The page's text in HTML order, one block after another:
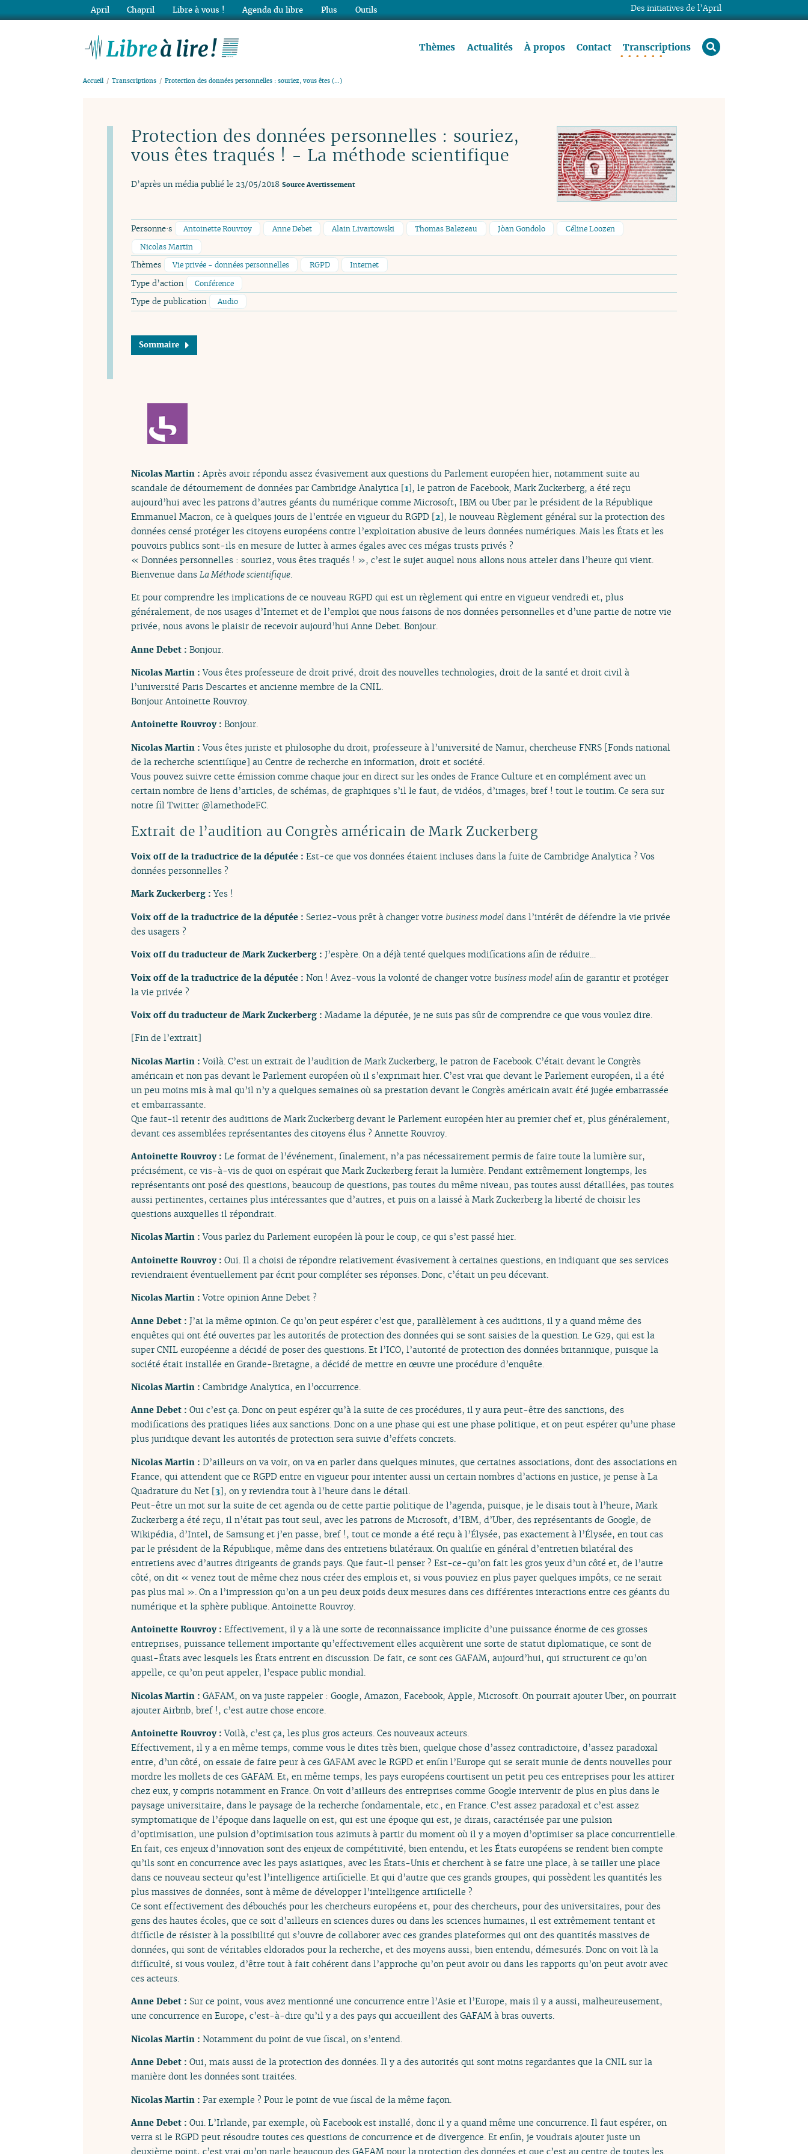
Thèmes Actualités À propos Contact Transcriptions rechercher
Accueil Transcriptions Protection des données personnelles : souriez, vous êtes (…)
Protection des données personnelles : souriez,
vous êtes traqués ! - La méthode scientifique
D’après un média publié le 23/05/2018 Source Avertissement
Personne·s Antoinette Rouvroy Anne Debet Alain Livartowski Thomas Balezeau Jòan Gondolo
Céline Loozen
Nicolas Martin
Thèmes Vie privée - données personnelles RGPD Internet
Type d’action Conférence
Type de publication Audio
Sommaire
Nicolas Martin : Après avoir répondu assez évasivement aux questions du Parlement européen hier, notamment suite au
scandale de détournement de données par Cambridge Analytica [1], le patron de Facebook, Mark Zuckerberg, a été reçu
aujourd’hui avec les patrons d’autres géants du numérique comme Microsoft, IBM ou Uber par le président de la République
Emmanuel Macron, ce à quelques jours de l’entrée en vigueur du RGPD [2], le nouveau Règlement général sur la protection des
données censé protéger les citoyens européens contre l’exploitation abusive de leurs données numériques. Mais les États et les
pouvoirs publics sont-ils en mesure de lutter à armes égales avec ces mégas trusts privés ?
« Données personnelles : souriez, vous êtes traqués ! », c’est le sujet auquel nous allons nous atteler dans l’heure qui vient.
Bienvenue dans La Méthode scientifique
Et pour comprendre les implications de ce nouveau RGPD qui est un règlement qui entre en vigueur vendredi et, plus
généralement, de nos usages d’Internet et de l’emploi que nous faisons de nos données personnelles et d’une partie de notre vie
privée, nous avons le plaisir de recevoir aujourd’hui Anne Debet. Bonjour.
Anne Debet : Bonjour.
Nicolas Martin :Vous êtes professeure de droit privé, droit des nouvelles technologies, droit de la santé et droit civil à
l’université Paris Descartes et ancienne membre de la CNIL.
Bonjour Antoinette Rouvroy.
Antoinette Rouvroy : Bonjour.
Nicolas Martin :Vous êtes juriste et philosophe du droit, professeure à l’université de Namur, chercheuse FNRS [Fonds national
de la recherche scientifique] au Centre de recherche en information, droit et société.
Vous pouvez suivre cette émission comme chaque jour en direct sur les ondes de France Culture et en complément avec un
certain nombre de liens d’articles, de schémas, de graphiques s’il le faut, de vidéos, d’images, bref ! tout le toutim. Ce sera sur
notre fil Twitter @lamethodeFC.
Extrait de l’audition au Congrès américain de Mark Zuckerberg
Voix off de la traductrice de la députée : Est-ce que vos données étaient incluses dans la fuite de Cambridge Analytica ? Vos
données personnelles ?
Mark Zuckerberg :Yes !
Voix off de la traductrice de la députée : Seriez-vous prêt à changer votre business model dans l’intérêt de défendre la vie privée
des usagers ?
Voix off du traducteur de Mark Zuckerberg : J’espère. On a déjà tenté quelques modifications afin de réduire…
Voix off de la traductrice de la députée : Non ! Avez-vous la volonté de changer votre business model afin de garantir et protéger
la vie privée ?
Voix off du traducteur de Mark Zuckerberg : Madame la députée, je ne suis pas sûr de comprendre ce que vous voulez dire.
[Fin de l’extrait]
Nicolas Martin :Voilà. C’est un extrait de l’audition de Mark Zuckerberg, le patron de Facebook. C’était devant le Congrès
américain et non pas devant le Parlement européen où il s’exprimait hier. C’est vrai que devant le Parlement européen, il a été
un peu moins mis à mal qu’il n’y a quelques semaines où sa prestation devant le Congrès américain avait été jugée embarrassée
et embarrassante.
Que faut-il retenir des auditions de Mark Zuckerberg devant le Parlement européen hier au premier chef et, plus généralement,
devant ces assemblées représentantes des citoyens élus ? Annette Rouvroy.
Antoinette Rouvroy : Le format de l’événement, finalement, n’a pas nécessairement permis de faire toute la lumière sur,
précisément, ce vis-à-vis de quoi on espérait que Mark Zuckerberg ferait la lumière. Pendant extrêmement longtemps, les
représentants ont posé des questions, beaucoup de questions, pas toutes du même niveau, pas toutes aussi détaillées, pas toutes
aussi pertinentes, certaines plus intéressantes que d’autres, et puis on a laissé à Mark Zuckerberg la liberté de choisir les
questions auxquelles il répondrait.
Nicolas Martin :Vous parlez du Parlement européen là pour le coup, ce qui s’est passé hier.
Antoinette Rouvroy : Oui. Il a choisi de répondre relativement évasivement à certaines questions, en indiquant que ses services
reviendraient éventuellement par écrit pour compléter ses réponses. Donc, c’était un peu décevant.
Nicolas Martin :Votre opinion Anne Debet ?
Anne Debet : J’ai la même opinion. Ce qu’on peut espérer c’est que, parallèlement à ces auditions, il y a quand même des
enquêtes qui ont été ouvertes par les autorités de protection des données qui se sont saisies de la question. Le G29, qui est la
super CNIL européenne a décidé de poser des questions. Et l’ICO, l’autorité de protection des données britannique, puisque la
société était installée en Grande-Bretagne, a décidé de mettre en œuvre une procédure d’enquête.
Nicolas Martin : Cambridge Analytica, en l’occurrence.
Anne Debet : Oui c’est ça. Donc on peut espérer qu’à la suite de ces procédures, il y aura peut-être des sanctions, des
modifications des pratiques liées aux sanctions. Donc on a une phase qui est une phase politique, et on peut espérer qu’une phase
plus juridique devant les autorités de protection sera suivie d’effets concrets.
Nicolas Martin : D’ailleurs on va voir, on va en parler dans quelques minutes, que certaines associations, dont des associations en
France, qui attendent que ce RGPD entre en vigueur pour intenter aussi un certain nombres d’actions en justice, je pense à La
Quadrature du Net [3], on y reviendra tout à l’heure dans le détail.
Peut-être un mot sur la suite de cet agenda ou de cette partie politique de l’agenda, puisque, je le disais tout à l’heure, Mark
Zuckerberg a été reçu, il n’était pas tout seul, avec les patrons de Microsoft, d’IBM, d’Uber, des représentants de Google, de
Wikipédia, d’Intel, de Samsung et j’en passe, bref !, tout ce monde a été reçu à l’Élysée, pas exactement à l’Élysée, en tout cas
par le président de la République, même dans des entretiens bilatéraux. On qualifie en général d’entretien bilatéral des
entretiens avec d’autres dirigeants de grands pays. Que faut-il penser ? Est-ce-qu’on fait les gros yeux d’un côté et, de l’autre
côté, on dit « venez tout de même chez nous créer des emplois et, si vous pouviez en plus payer quelques impôts, ce ne serait
pas plus mal ». On a l’impression qu’on a un peu deux poids deux mesures dans ces différentes interactions entre ces géants du
numérique et la sphère publique. Antoinette Rouvroy.
Antoinette Rouvroy : Effectivement, il y a là une sorte de reconnaissance implicite d’une puissance énorme de ces grosses
entreprises, puissance tellement importante qu’effectivement elles acquièrent une sorte de statut diplomatique, ce sont de
quasi-États avec lesquels les États entrent en discussion. De fait, ce sont ces GAFAM, aujourd’hui, qui structurent ce qu’on
appelle, ce qu’on peut appeler, l’espace public mondial.
Nicolas Martin : GAFAM, on va juste rappeler : Google, Amazon, Facebook, Apple, Microsoft. On pourrait ajouter Uber, on pourrait
ajouter Airbnb, bref !, c’est autre chose encore.
Antoinette Rouvroy :Voilà, c’est ça, les plus gros acteurs. Ces nouveaux acteurs.
Effectivement, il y a en même temps, comme vous le dites très bien, quelque chose d’assez contradictoire, d’assez paradoxal
entre, d’un côté, on essaie de faire peur à ces GAFAM avec le RGPD et enfin l’Europe qui se serait munie de dents nouvelles pour
mordre les mollets de ces GAFAM. Et, en même temps, les pays européens courtisent un petit peu ces entreprises pour les attirer
chez eux, y compris notamment en France. On voit d’ailleurs des entreprises comme Google intervenir de plus en plus dans le
paysage universitaire, dans le paysage de la recherche fondamentale, etc., en France. C’est assez paradoxal et c’est assez
symptomatique de l’époque dans laquelle on est, qui est une époque qui est, je dirais, caractérisée par une pulsion
d’optimisation, une pulsion d’optimisation tous azimuts à partir du moment où il y a moyen d’optimiser sa place concurrentielle.
En fait, ces enjeux d’innovation sont des enjeux de compétitivité, bien entendu, et les États européens se rendent bien compte
qu’ils sont en concurrence avec les pays asiatiques, avec les États-Unis et cherchent à se faire une place, à se tailler une place
dans ce nouveau secteur qu’est l’intelligence artificielle. Et qui d’autre que ces grands groupes, qui possèdent les quantités les
plus massives de données, sont à même de développer l’intelligence artificielle ?
Ce sont effectivement des débouchés pour les chercheurs européens et, pour des chercheurs, pour des universitaires, pour des
gens des hautes écoles, que ce soit d’ailleurs en sciences dures ou dans les sciences humaines, il est extrêmement tentant et
difficile de résister à la possibilité qui s’ouvre de collaborer avec ces grandes plateformes qui ont des quantités massives de
données, qui sont de véritables eldorados pour la recherche, et des moyens aussi, bien entendu, démesurés. Donc on voit là la
difficulté, si vous voulez, d’être tout à fait cohérent dans l’approche qu’on peut avoir ou dans les rapports qu’on peut avoir avec
ces acteurs.
Anne Debet : Sur ce point, vous avez mentionné une concurrence entre l’Asie et l’Europe, mais il y a aussi, malheureusement,
une concurrence en Europe, c’est-à-dire qu’il y a des pays qui accueillent des GAFAM à bras ouverts.
Nicolas Martin : Notamment du point de vue fiscal, on s’entend.
Anne Debet : Oui, mais aussi de la protection des données. Il y a des autorités qui sont moins regardantes que la CNIL sur la
manière dont les données sont traitées.
Nicolas Martin : Par exemple ? Pour le point de vue fiscal de la même façon.
Anne Debet : Oui. L’Irlande, par exemple, où Facebook est installé, donc il y a quand même une concurrence. Il faut espérer, on
verra si le RGPD peut résoudre toutes ces questions de concurrence et de divergence. Et enfin, je voudrais ajouter juste un
deuxième point, c’est vrai qu’on parle beaucoup des GAFAM pour la protection des données et que c’est au centre de toutes les
Des initiatives de l’April
April Chapril Libre à vous ! Agenda du libre Plus Outils